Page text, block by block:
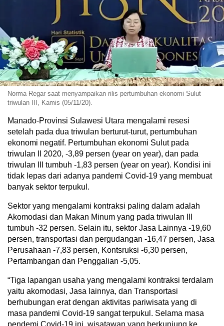
Norma Regar saat menyampaikan rilis pertumbuhan ekonomi Sulut
triwulan III, Kamis (05/11/20).
Manado-Provinsi Sulawesi Utara mengalami resesi
setelah pada dua triwulan berturut-turut, pertumbuhan
ekonomi negatif. Pertumbuhan ekonomi Sulut pada
triwulan II 2020, -3,89 persen (year on year), dan pada
triwulan III tumbuh -1,83 persen (year on year). Kondisi ini
tidak lepas dari adanya pandemi Covid-19 yang membuat
banyak sektor terpukul.
Sektor yang mengalami kontraksi paling dalam adalah
Akomodasi dan Makan Minum yang pada triwulan III
tumbuh -32 persen. Selain itu, sektor Jasa Lainnya -19,60
persen, transportasi dan pergudangan -16,47 persen, Jasa
Perusahaan -7,83 persen, Kontsruksi -6,30 persen,
Pertambangan dan Penggalian -5,05.
“Tiga lapangan usaha yang mengalami kontraksi terdalam
yaitu akomodasi, Jasa lainnya, dan Transportasi
berhubungan erat dengan aktivitas pariwisata yang di
masa pandemi Covid-19 sangat terpukul. Selama masa
pendemi Covid-19 ini, wisatawan yang berkunjung ke